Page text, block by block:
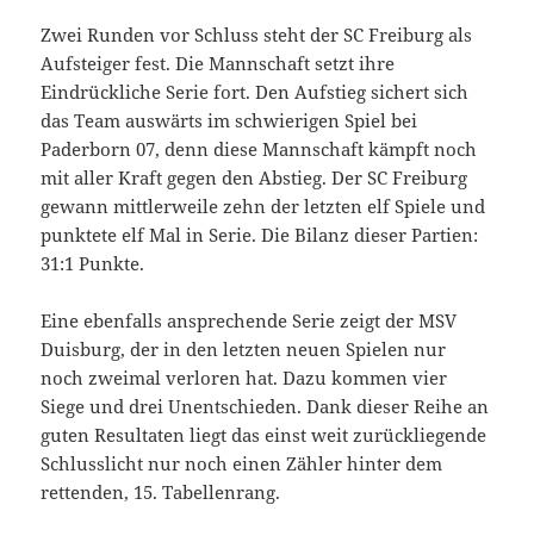
Zwei Runden vor Schluss steht der SC Freiburg als
Aufsteiger fest. Die Mannschaft setzt ihre
Eindrückliche Serie fort. Den Aufstieg sichert sich
das Team auswärts im schwierigen Spiel bei
Paderborn 07, denn diese Mannschaft kämpft noch
mit aller Kraft gegen den Abstieg. Der SC Freiburg
gewann mittlerweile zehn der letzten elf Spiele und
punktete elf Mal in Serie. Die Bilanz dieser Partien:
31:1 Punkte.
Eine ebenfalls ansprechende Serie zeigt der MSV
Duisburg, der in den letzten neuen Spielen nur
noch zweimal verloren hat. Dazu kommen vier
Siege und drei Unentschieden. Dank dieser Reihe an
guten Resultaten liegt das einst weit zurückliegende
Schlusslicht nur noch einen Zähler hinter dem
rettenden, 15. Tabellenrang.